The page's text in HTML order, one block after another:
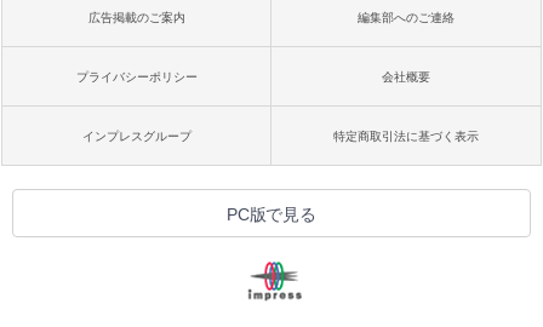
広告掲載のご案内 編集部へのご連絡
プライバシーポリシー 会社概要
インプレスグループ 特定商取引法に基づく表示
PC版で見る